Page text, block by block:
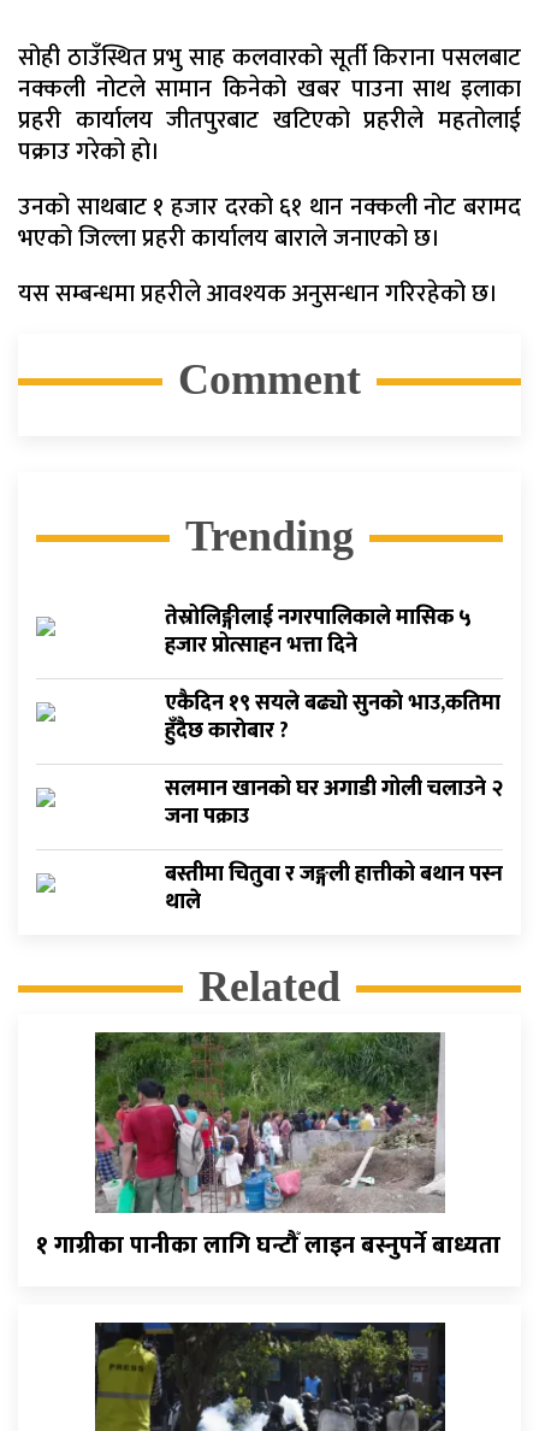
सोही ठाउँस्थित प्रभु साह कलवारको सूर्ती किराना पसलबाट
नक्कली नोटले सामान किनेको खबर पाउना साथ इलाका
प्रहरी कार्यालय जीतपुरबाट खटिएको प्रहरीले महतोलाई
पक्राउ गरेको हो।
उनको साथबाट १ हजार दरको ६१ थान नक्कली नोट बरामद
भएको जिल्ला प्रहरी कार्यालय बाराले जनाएको छ।
यस सम्बन्धमा प्रहरीले आवश्यक अनुसन्धान गरिरहेको छ।
Comment
Trending
तेस्रोलिङ्गीलाई नगरपालिकाले मासिक ५
हजार प्रोत्साहन भत्ता दिने
एकैदिन १९ सयले बढ्याे सुनकाे भाउ,कतिमा
हुँदैछ काराेबार ?
सलमान खानको घर अगाडी गोली चलाउने २
जना पक्राउ
बस्तीमा चितुवा र जङ्गली हात्तीको बथान पस्न
थाले
Related
१ गाग्रीका पानीका लागि घन्टौँ लाइन बस्नुपर्ने बाध्यता